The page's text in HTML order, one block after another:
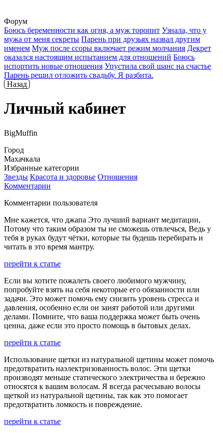
Форум
Боюсь беременности как огня, а муж торопит Узнала, что у
мужа от меня секреты Парень при друзьях назвал другим
именем Муж после ссоры включает режим молчания Декрет
оказался настоящим испытанием для отношений Боюсь
испортить новые отношения Упустила свой шанс на счастье
Парень решил отложить свадьбу. Я разбита.
Назад
Личный кабинет
BigMuffin
Город
Махачкала
Избранные категории
Звезды Красота и здоровье Отношения
Комментарии
Комментарии пользователя
Мне кажется, что джапа Это лучший вариант медитации,
Потому что таким образом ты не сможешь отвлечься, Ведь у
тебя в руках будут чётки, которые ты будешь перебирать и
читать в это время мантру.
перейти к статье
Если вы хотите пожалеть своего любимого мужчину,
попробуйте взять на себя некоторые его обязанности или
задачи. Это может помочь ему снизить уровень стресса и
давления, особенно если он занят работой или другими
делами. Помните, что ваша поддержка может быть очень
ценна, даже если это просто помощь в бытовых делах.
перейти к статье
Использование щетки из натуральной щетины может помочь
предотвратить наэлектризованность волос. Эти щетки
производят меньше статического электричества и бережно
относятся к вашим волосам. Я всегда расчесываю волосы
щеткой из натуральной щетины, так как это помогает
предотвратить ломкость и повреждение.
перейти к статье